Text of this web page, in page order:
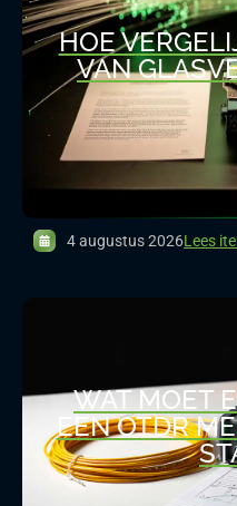
HOE
VAN
4 augustus 2026Lees
WAT MOET
EEN OTDR